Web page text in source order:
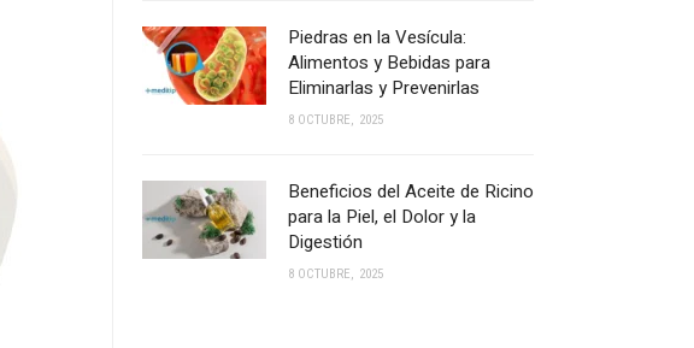
Piedras en la Vesícula:
Alimentos y Bebidas para
Eliminarlas y Prevenirlas
8 OCTUBRE, 2025
Beneficios del Aceite de Ricino
para la Piel, el Dolor y la
Digestión
8 OCTUBRE, 2025